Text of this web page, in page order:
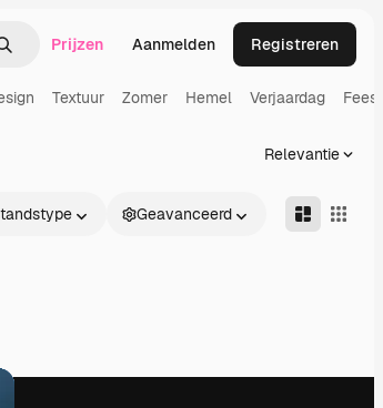
op afbeelding
ZoekenPrijzen Aanmelden Registreren
Textuur Zomer Hemel Verjaardag Feest
Relevantie
Geavanceerd